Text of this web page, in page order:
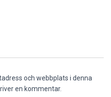
och webbplats i denna
en kommentar.